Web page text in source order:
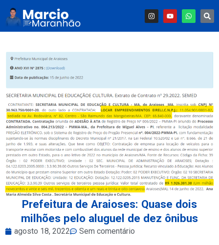
Prefeitura de Araioses: Quase dois
milhões pelo aluguel de dez ônibus
agosto 18, 2022 Sem comentário